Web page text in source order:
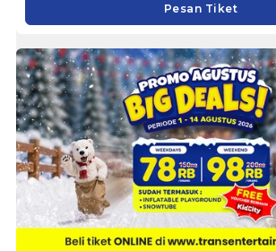
Pesan Tiket